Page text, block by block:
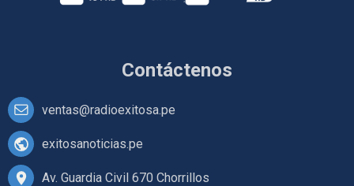
Contáctenos
ventas@radioexitosa.pe
exitosanoticias.pe
Av. Guardia Civil 670 Chorrillos